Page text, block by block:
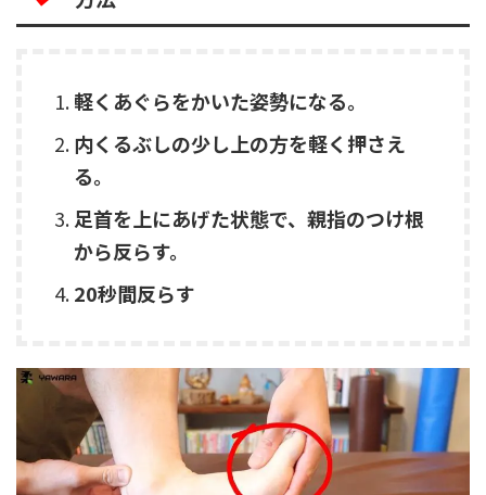
軽くあぐらをかいた姿勢になる。
内くるぶしの少し上の方を軽く押さえ
る。
足首を上にあげた状態で、親指のつけ根
から反らす。
20秒間反らす